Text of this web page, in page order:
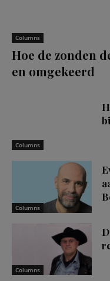
Columns
Hoe de zonden
en omgekeerd
Columns
Columns
Columns